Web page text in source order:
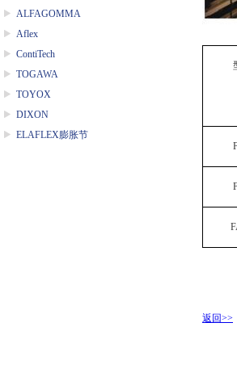
ALFAGOMMA
Aflex
ContiTech
TOGAWA
TOYOX
DIXON
ELAFLEX膨胀节
返回>>